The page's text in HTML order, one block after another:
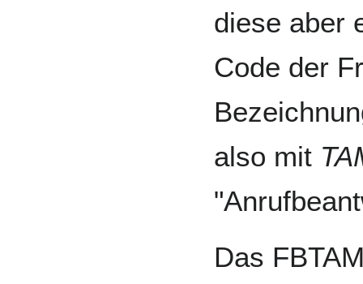
diese aber
Code der
also mit
Das